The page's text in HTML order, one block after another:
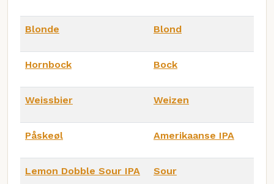
Blonde Blond
Hornbock Bock
Weissbier Weizen
Påskeøl Amerikaanse IPA
Lemon Dobble Sour IPA Sour